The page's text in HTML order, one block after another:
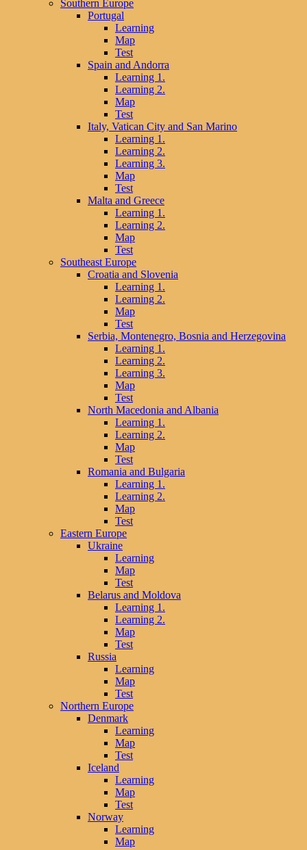
Southern Europe
Portugal
Learning
Map
Test
Spain and Andorra
Learning 1.
Learning 2.
Map
Test
Italy, Vatican City and San Marino
Learning 1.
Learning 2.
Learning 3.
Map
Test
Malta and Greece
Learning 1.
Learning 2.
Map
Test
Southeast Europe
Croatia and Slovenia
Learning 1.
Learning 2.
Map
Test
Serbia, Montenegro, Bosnia and Herzegovina
Learning 1.
Learning 2.
Learning 3.
Map
Test
North Macedonia and Albania
Learning 1.
Learning 2.
Map
Test
Romania and Bulgaria
Learning 1.
Learning 2.
Map
Test
Eastern Europe
Ukraine
Learning
Map
Test
Belarus and Moldova
Learning 1.
Learning 2.
Map
Test
Russia
Learning
Map
Test
Northern Europe
Denmark
Learning
Map
Test
Iceland
Learning
Map
Test
Norway
Learning
Map